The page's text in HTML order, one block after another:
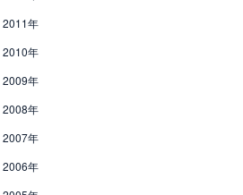
2011年
2010年
2009年
2008年
2007年
2006年